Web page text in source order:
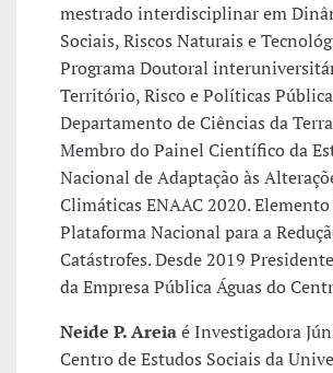
mestrado interdisciplinar em
Sociais, Riscos Naturais e
Programa Doutoral
Território, Risco e Políticas
Departamento de Ciências da
Membro do Painel Científico da
Nacional de Adaptação às
Climáticas ENAAC 2020.
Plataforma Nacional para a
Catástrofes. Desde 2019
da Empresa Pública Águas do
Neide P. Areiaé Investigadora
Centro de Estudos Sociais da